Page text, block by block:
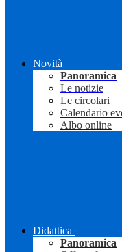
Novità
Panoramica
Le notizie
Le circolari
Calendario
Albo online
Didattica
Panoramica